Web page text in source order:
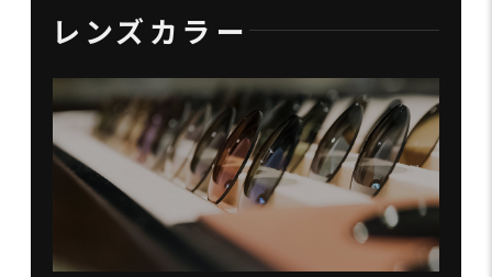
レンズカラー